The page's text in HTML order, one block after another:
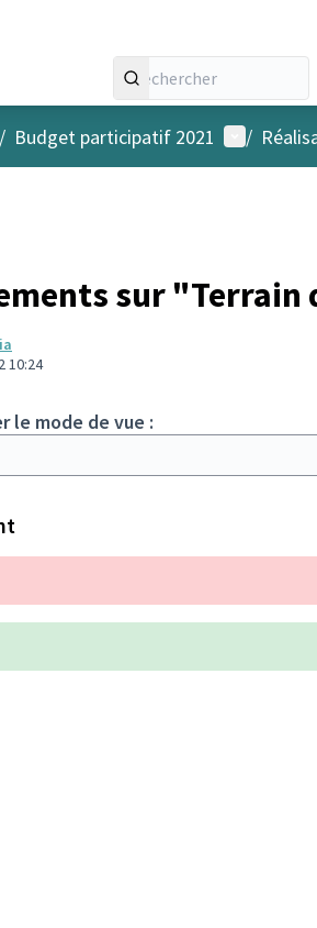
/ Budget participatif 2021 Menu
/
sur "Terrain
10:24
le mode de vue :